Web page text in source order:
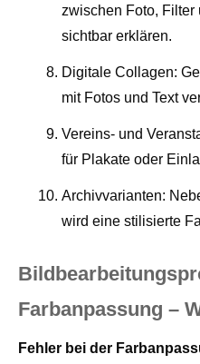
zwischen Foto, Filter
sichtbar erklären.
Digitale Collagen:
mit Fotos und Text
Vereins- und
für Plakate oder
Archivvarianten:
wird eine stilisierte
Farbanpassung –
Fehler bei der